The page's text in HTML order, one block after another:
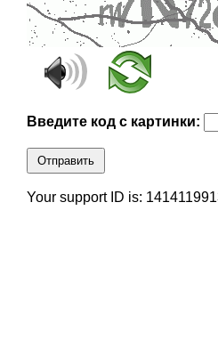
Введите код с картинки:
Отправить
Your support ID is: